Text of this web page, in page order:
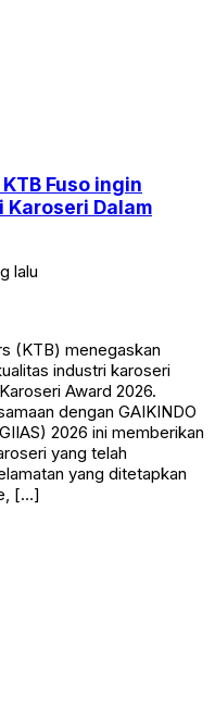
Fuso ingin
Dalam
lalu
(KTB) menegaskan
industri karoseri
Award 2026.
dengan GAIKINDO
2026 ini memberikan
yang telah
yang ditetapkan
[…]